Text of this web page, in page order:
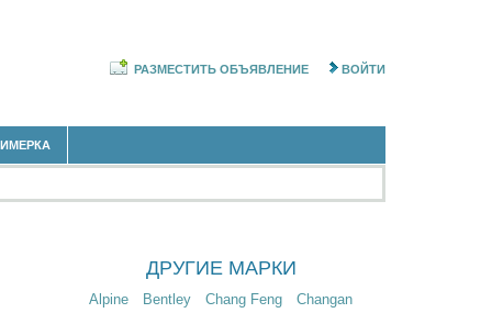
РАЗМЕСТИТЬ ОБЪЯВЛЕНИЕ ВОЙТИ
ДРУГИЕ МАРКИ
Alpine Bentley Chang Feng Changan